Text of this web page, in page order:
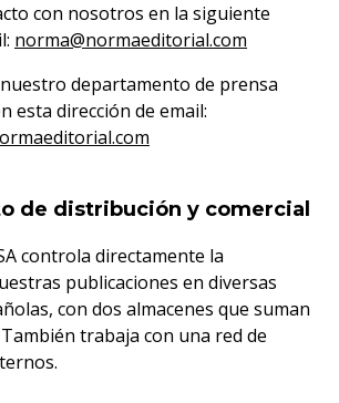
con nosotros en la siguiente
norma@normaeditorial.com
departamento de prensa
esta dirección de email:
de distribución y comercial
controla directamente la
publicaciones en diversas
con dos almacenes que suman
trabaja con una red de